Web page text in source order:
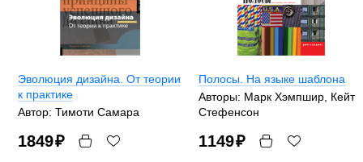
Эволюция дизайна. От теории
к практике
Автор: Тимоти Самара
1849₽
Полосы. На языке шаблона
Авторы: Марк Хэмпшир, Кейт
Стефенсон
1149₽